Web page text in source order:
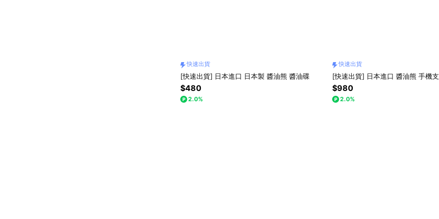
快速出貨
[快速出貨] 日本進口 日本製 醬油熊 醬油碟
$480
2.0%
快速出貨
[快速出貨] 日本進口 醬油熊 手機
$980
2.0%